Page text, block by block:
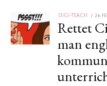
DIGI-TEACH
ON
26.
Rettet
man